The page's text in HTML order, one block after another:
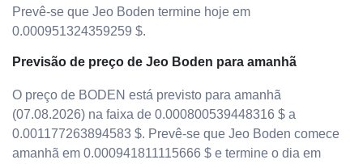
Prevê-se que Jeo Boden termine hoje em
0.000951324359259 $.
Previsão de preço de Jeo Boden para amanhã
O preço de BODEN está previsto para amanhã
(07.08.2026) na faixa de 0.000800539448316 $ a
0.001177263894583 $. Prevê-se que Jeo Boden comece
amanhã em 0.000941811115666 $ e termine o dia em